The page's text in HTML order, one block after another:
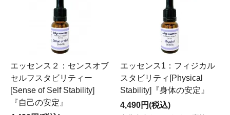
エッセンス２：センスオブ
セルフスタビリティー
[Sense of Self Stability]
『自己の安定』
エッセンス1：フィジカル
スタビリティ[Physical
Stability]『身体の安定』
4,490円(税込)